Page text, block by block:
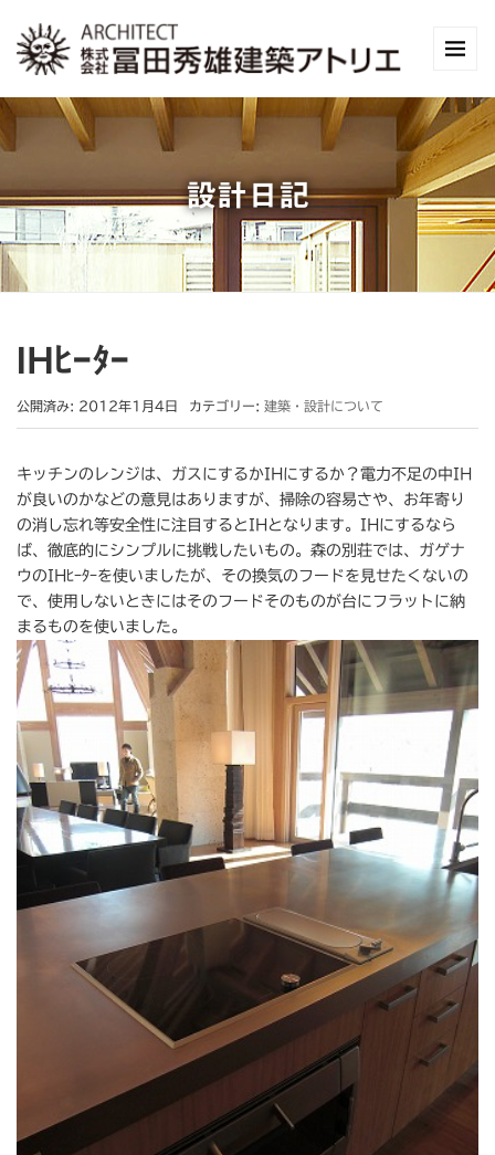
設計日記
IHﾋｰﾀｰ
公開済み: 2012年1月4日 カテゴリー: 建築・設計について
キッチンのレンジは、ガスにするかIHにするか？電力不足の中IH
が良いのかなどの意見はありますが、掃除の容易さや、お年寄り
の消し忘れ等安全性に注目するとIHとなります。IHにするなら
ば、徹底的にシンプルに挑戦したいもの。森の別荘では、ガゲナ
ウのIHﾋｰﾀｰを使いましたが、その換気のフードを見せたくないの
で、使用しないときにはそのフードそのものが台にフラットに納
まるものを使いました。